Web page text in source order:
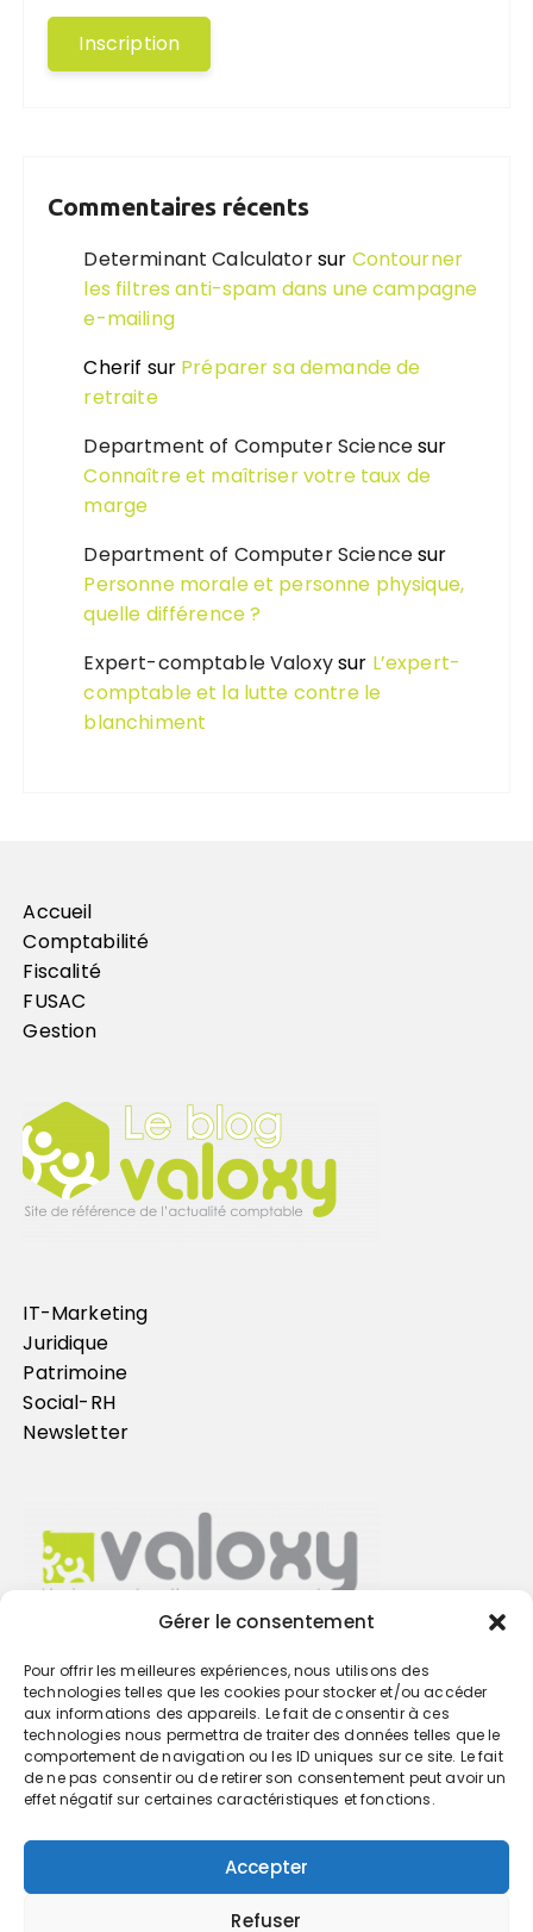
Gérer le consentement
Pour offrir les meilleures expériences, nous utilisons des
technologies telles que les cookies pour stocker et/ou accéder
aux informations des appareils. Le fait de consentir à ces
technologies nous permettra de traiter des données telles que le
comportement de navigation ou les ID uniques sur ce site. Le fait
de ne pas consentir ou de retirer son consentement peut avoir un
effet négatif sur certaines caractéristiques et fonctions.
Accepter
Refuser
Commentaires récents
Determinant Calculatorsur Contourner
les filtres anti-spam dans une campagne
e-mailing
Cherif sur Préparer sa demande de
retraite
Department of Computer Sciencesur
Connaître et maîtriser votre taux de
marge
Department of Computer Sciencesur
Personne morale et personne physique,
quelle différence ?
Expert-comptable Valoxysur L’expert-
comptable et la lutte contre le
blanchiment
Accueil
Comptabilité
Fiscalité
FUSAC
Gestion
IT-Marketing
Juridique
Patrimoine
Social-RH
Newsletter
Trouvez votre cabinet
GO